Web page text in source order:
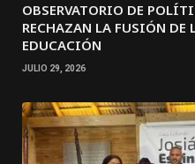
OBSERVATORIO DE
RECHAZAN LA FUSIÓN DE
EDUCACIÓN
JULIO 29, 2026